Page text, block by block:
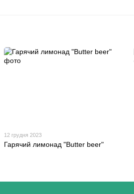
12 грудня 2023
Гарячий лимонад "Butter beer"